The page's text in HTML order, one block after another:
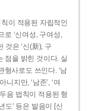
이 적용된 자립적인
로 ‘신여성, 구여성,
것은 ‘신(新), 구
점을 밝힌 것이다. 실
형사로도 쓰인다. ‘남
지만, ‘남존’, ‘여
음 법칙이 적용된 형
도’ 등은 발음이 [신